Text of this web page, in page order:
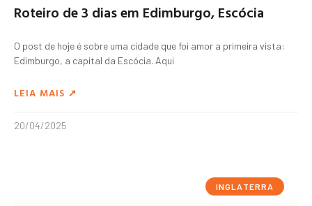
Roteiro de 3 dias em Edimburgo, Escócia
O post de hoje é sobre uma cidade que foi amor a primeira vista:
Edimburgo, a capital da Escócia. Aqui
LEIA MAIS ➚
20/04/2025
INGLATERRA